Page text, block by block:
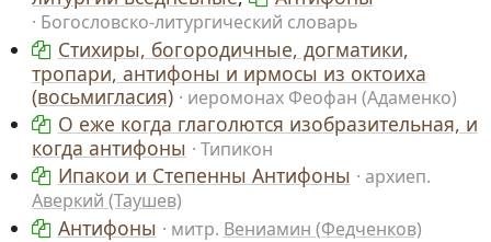
Богословско-литургический словарь
Стихиры, богородичные, догматики,
тропари, антифоны и ирмосы из октоиха
(восьмигласия)
иеромонах Феофан (Адаменко)
О еже когда глаголются изобразительная, и
когда антифоны
Типикон
Ипакои и Степенны Антифоны
архиеп.
Аверкий (Таушев)
Антифоны митр. Вениамин (Федченков)